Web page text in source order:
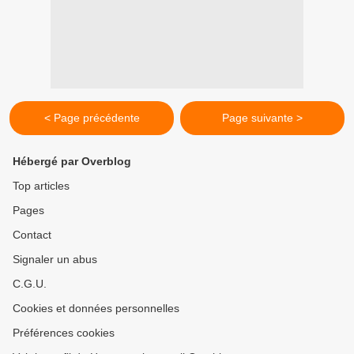
< Page précédente Page suivante >
Hébergé par Overblog
Top articles
Pages
Contact
Signaler un abus
C.G.U.
Cookies et données personnelles
Préférences cookies